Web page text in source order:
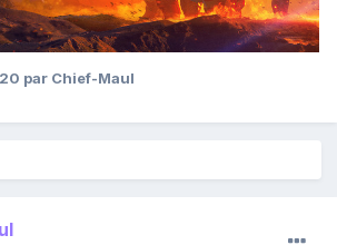
par Chief-Maul